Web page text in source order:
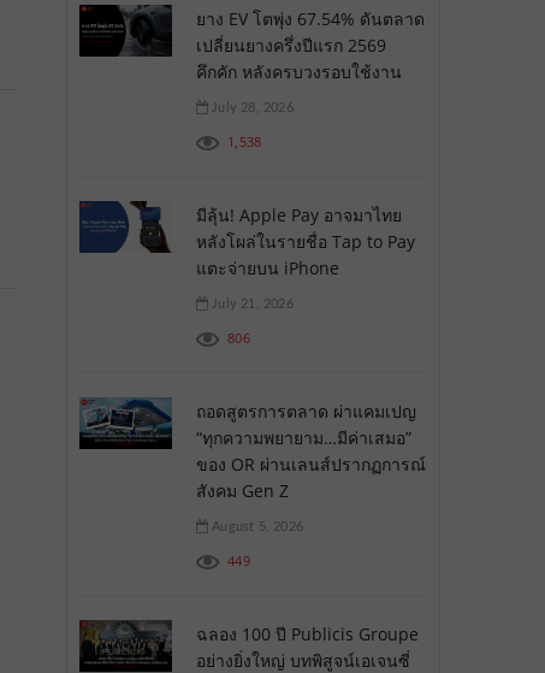
ยาง EV โตพุ่ง 67.54% ดันตลาด
เปลี่ยนยางครึ่งปีแรก 2569
คึกคัก หลังครบวงรอบใช้งาน
July 28, 2026
1,538
มีลุ้น! Apple Pay อาจมาไทย
หลังโผล่ในรายชื่อ Tap to Pay
แตะจ่ายบน iPhone
July 21, 2026
806
ถอดสูตรการตลาด ผ่าแคมเปญ
“ทุกความพยายาม…มีค่าเสมอ”
ของ OR ผ่านเลนส์ปรากฏการณ์
สังคม Gen Z
August 5, 2026
449
ฉลอง 100 ปี Publicis Groupe
อย่างยิ่งใหญ่ บทพิสูจน์เอเจนซี่